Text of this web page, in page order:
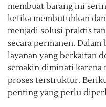
membuat barang ini
ketika membutuhkan
menjadi solusi praktis
secara permanen.
layanan yang berkaitan
semakin diminati karena
proses terstruktur.
penting yang perlu